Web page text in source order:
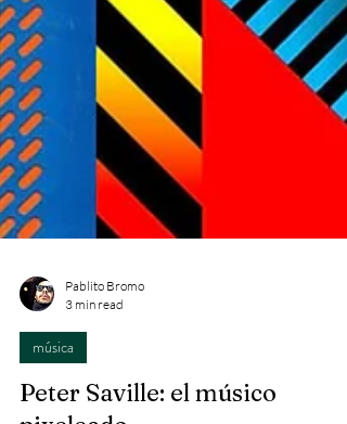
Pablito Bromo
3 min read
música